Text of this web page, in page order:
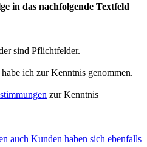
in das nachfolgende Textfeld
sind Pflichtfelder.
habe ich zur Kenntnis genommen.
zur Kenntnis
auch Kunden haben sich ebenfalls